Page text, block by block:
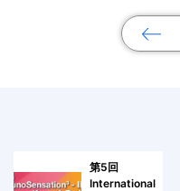
第5回
International